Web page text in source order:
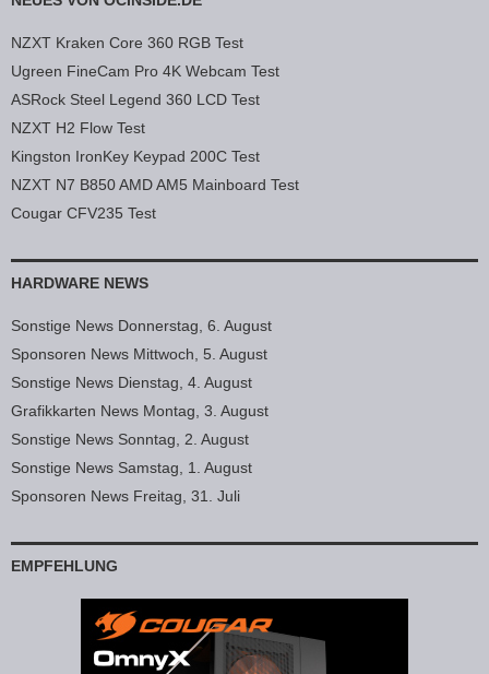
NZXT Kraken Core 360 RGB Test
Ugreen FineCam Pro 4K Webcam Test
ASRock Steel Legend 360 LCD Test
NZXT H2 Flow Test
Kingston IronKey Keypad 200C Test
NZXT N7 B850 AMD AM5 Mainboard Test
Cougar CFV235 Test
HARDWARE NEWS
Sonstige News Donnerstag, 6. August
Sponsoren News Mittwoch, 5. August
Sonstige News Dienstag, 4. August
Grafikkarten News Montag, 3. August
Sonstige News Sonntag, 2. August
Sonstige News Samstag, 1. August
Sponsoren News Freitag, 31. Juli
EMPFEHLUNG